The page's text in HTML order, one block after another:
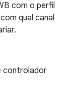
com o perfil
qual canal
controlador